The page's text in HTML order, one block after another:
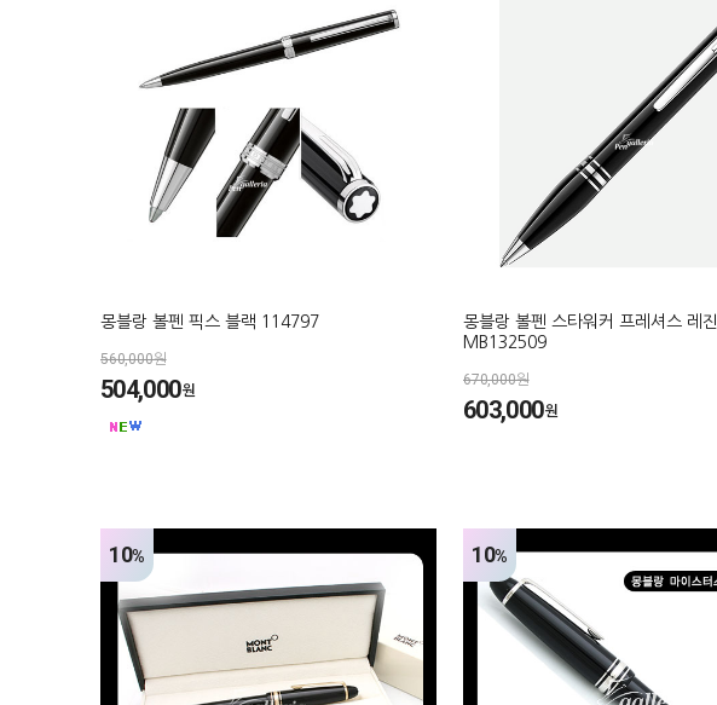
몽블랑 볼펜 픽스 블랙 114797
560,000원
504,000원
몽블랑 볼펜 스타워커 프레셔스 레진
MB132509
670,000원
603,000원
10% 10%